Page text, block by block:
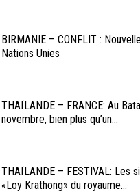
BIRMANIE – CONFLIT :
Nations Unies
THAÏLANDE – FRANCE: Au
novembre, bien plus qu’un...
THAÏLANDE – FESTIVAL: Les
«Loy Krathong» du royaume...